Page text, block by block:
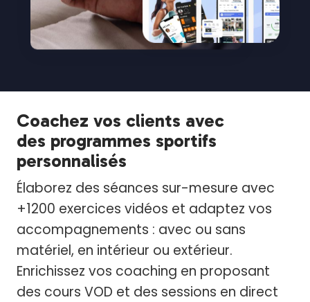
Coachez vos clients avec
des programmes sportifs
personnalisés
Élaborez des séances sur-mesure avec
+1200 exercices vidéos et adaptez vos
accompagnements : avec ou sans
matériel, en intérieur ou extérieur.
Enrichissez vos coaching en proposant
des cours VOD et des sessions en direct